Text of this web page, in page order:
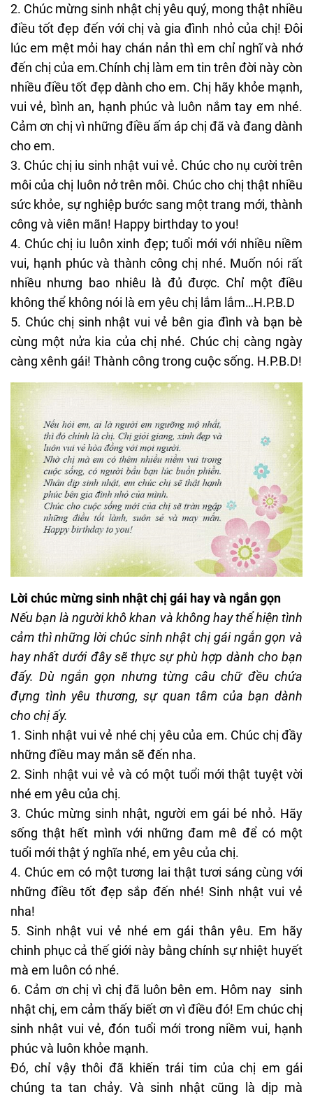
2. Chúc mừng sinh nhật chị yêu quý, mong thật nhiều
điều tốt đẹp đến với chị và gia đình nhỏ của chị! Đôi
lúc em mệt mỏi hay chán nản thì em chỉ nghĩ và nhớ
đến chị của em.Chính chị làm em tin trên đời này còn
nhiều điều tốt đẹp dành cho em. Chị hãy khỏe mạnh,
vui vẻ, bình an, hạnh phúc và luôn nắm tay em nhé.
Cảm ơn chị vì những điều ấm áp chị đã và đang dành
cho em.
3. Chúc chị iu sinh nhật vui vẻ. Chúc cho nụ cười trên
môi của chị luôn nở trên môi. Chúc cho chị thật nhiều
sức khỏe, sự nghiệp bước sang một trang mới, thành
công và viên mãn! Happy birthday to you!
4. Chúc chị iu luôn xinh đẹp; tuổi mới với nhiều niềm
vui, hạnh phúc và thành công chị nhé. Muốn nói rất
nhiều nhưng bao nhiêu là đủ được. Chỉ một điều
không thể không nói là em yêu chị lắm lắm…H.P.B.D
5. Chúc chị sinh nhật vui vẻ bên gia đình và bạn bè
cùng một nửa kia của chị nhé. Chúc chị càng ngày
càng xênh gái! Thành công trong cuộc sống. H.P.B.D!
Lời chúc mừng sinh nhật chị gái hay và ngắn gọn
Nếu bạn là người khô khan và không hay thể hiện tình
cảm thì nhữnglời chúc sinh nhật chị gáingắn gọn và
hay nhất dưới đây sẽ thực sự phù hợp dành cho bạn
đấy. Dù ngắn gọn nhưng từng câu chữ đều chứa
đựng tình yêu thương, sự quan tâm của bạn dành
cho chị ấy.
1. Sinh nhật vui vẻ nhé chị yêu của em. Chúc chị đầy
những điều may mắn sẽ đến nha.
2. Sinh nhật vui vẻ và có một tuổi mới thật tuyệt vời
nhé em yêu của chị.
3. Chúc mừng sinh nhật, người em gái bé nhỏ. Hãy
sống thật hết mình với những đam mê để có một
tuổi mới thật ý nghĩa nhé, em yêu của chị.
4. Chúc em có một tương lai thật tươi sáng cùng với
những điều tốt đẹp sắp đến nhé! Sinh nhật vui vẻ
nha!
5. Sinh nhật vui vẻ nhé em gái thân yêu. Em hãy
chinh phục cả thế giới này bằng chính sự nhiệt huyết
mà em luôn có nhé.
6. Cảm ơn chị vì chị đã luôn bên em. Hôm nay sinh
nhật chị, em cảm thấy biết ơn vì điều đó! Em chúc chị
sinh nhật vui vẻ, đón tuổi mới trong niềm vui, hạnh
phúc và luôn khỏe mạnh.
Đó, chỉ vậy thôi đã khiến trái tim của chị em gái
chúng ta tan chảy. Và sinh nhật cũng là dịp mà